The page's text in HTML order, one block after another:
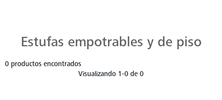
Estufas empotrables y de piso
0 productos encontrados
Visualizando 1-0 de 0